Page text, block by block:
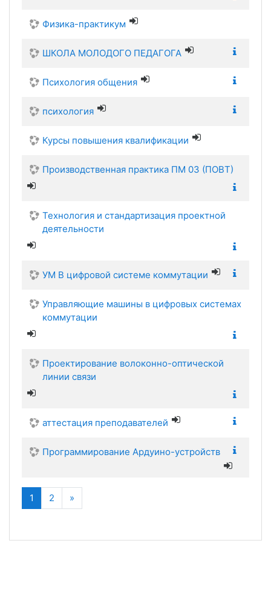
Физика-практикум
ШКОЛА МОЛОДОГО ПЕДАГОГА
Психология общения
психология
Курсы повышения квалификации
Производственная практика ПМ 03 (ПОВТ)
Технология и стандартизация проектной
деятельности
УМ В цифровой системе коммутации
Управляющие машины в цифровых системах
коммутации
Проектирование волоконно-оптической
линии связи
аттестация преподавателей
Программирование Ардуино-устройств
1 (текущая)
2 »